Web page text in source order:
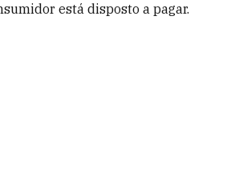
está disposto a pagar.